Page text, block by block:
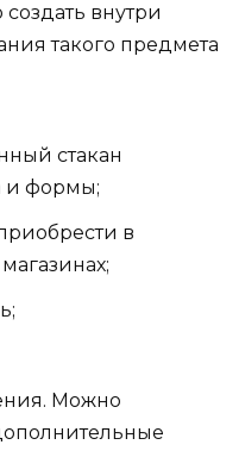
внутри
такого предмета
стакан
и формы;
в
Можно